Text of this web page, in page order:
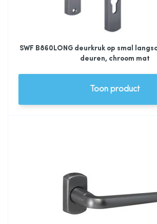
SWF B860LONG deurkruk op smal
deuren, chroom mat
Toon product